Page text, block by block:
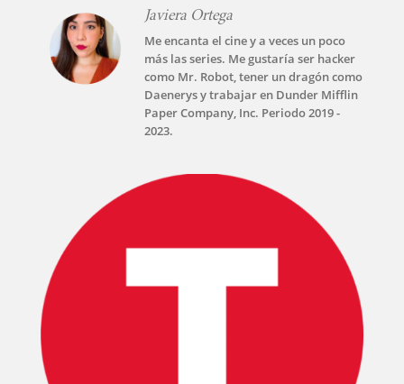
Javiera Ortega
Me encanta el cine y a veces un poco
más las series. Me gustaría ser hacker
como Mr. Robot, tener un dragón como
Daenerys y trabajar en Dunder Mifflin
Paper Company, Inc. Periodo 2019 -
2023.